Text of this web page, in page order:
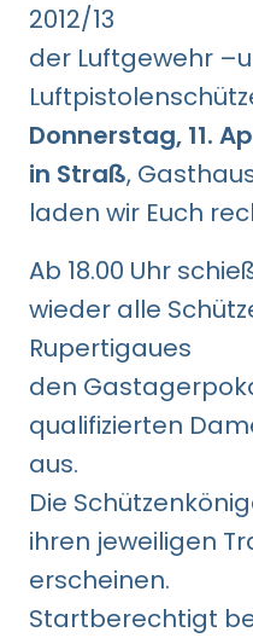
2012/13
der Luftgewehr
Donnerstag, 11.
in Straß,
laden wir Euch
Ab 18.00 Uhr
wieder alle
Rupertigaues
den
qualifizierten
aus.
Die
ihren jeweiligen
erscheinen.
Startberechtigt